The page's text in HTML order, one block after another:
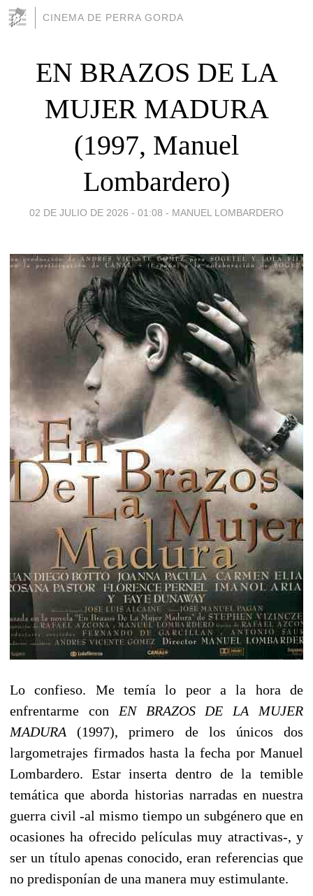
CINEMA DE PERRA GORDA
EN BRAZOS DE LA
MUJER MADURA
(1997, Manuel
Lombardero)
02 DE JULIO DE 2026 - 01:08 - MANUEL LOMBARDERO
Lo confieso. Me temía lo peor a la hora de
enfrentarme con EN BRAZOS DE LA MUJER
MADURA (1997), primero de los únicos dos
largometrajes firmados hasta la fecha por Manuel
Lombardero. Estar inserta dentro de la temible
temática que aborda historias narradas en nuestra
guerra civil -al mismo tiempo un subgénero que en
ocasiones ha ofrecido películas muy atractivas-, y
ser un título apenas conocido, eran referencias que
no predisponían de una manera muy estimulante.